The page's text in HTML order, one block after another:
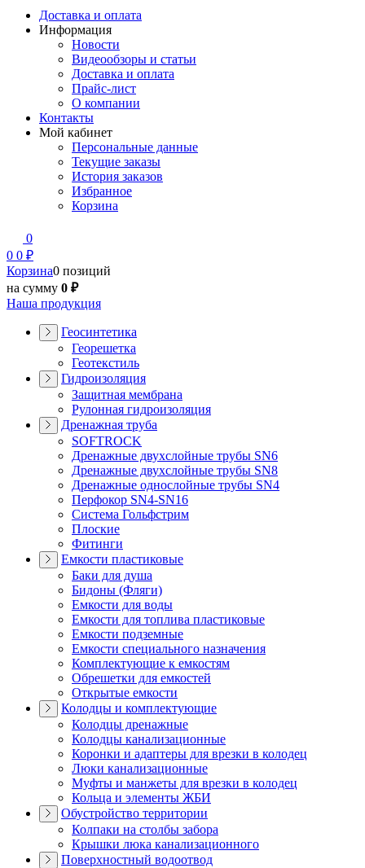
Доставка и оплата
Информация
Новости
Видеообзоры и статьи
Доставка и оплата
Прайс-лист
О компании
Контакты
Мой кабинет
Персональные данные
Текущие заказы
История заказов
Избранное
Корзина
0
0 0 ₽
Корзина0 позиций
на сумму 0 ₽
Наша продукция
Геосинтетика
Георешетка
Геотекстиль
Гидроизоляция
Защитная мембрана
Рулонная гидроизоляция
Дренажная труба
SOFTROCK
Дренажные двухслойные трубы SN6
Дренажные двухслойные трубы SN8
Дренажные однослойные трубы SN4
Перфокор SN4-SN16
Система Гольфстрим
Плоские
Фитинги
Емкости пластиковые
Баки для душа
Бидоны (Фляги)
Емкости для воды
Емкости для топлива пластиковые
Емкости подземные
Емкости специального назначения
Комплектующие к емкостям
Обрешетки для емкостей
Открытые емкости
Колодцы и комплектующие
Колодцы дренажные
Колодцы канализационные
Коронки и адаптеры для врезки в колодец
Люки канализационные
Муфты и манжеты для врезки в колодец
Кольца и элементы ЖБИ
Обустройство территории
Колпаки на столбы забора
Крышки люка канализационного
Поверхностный водоотвод